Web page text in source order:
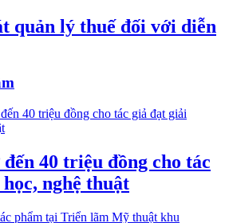
quản lý thuế đối với diễn
40 triệu đồng cho tác
nghệ thuật